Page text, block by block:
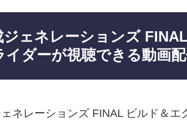
ェネレーションズ
ダーが視聴できる動画
ネレーションズ FINAL ビルド＆エ